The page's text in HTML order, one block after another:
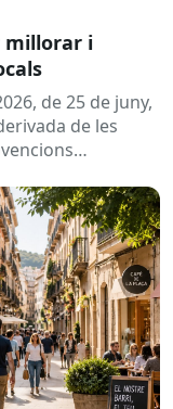
millorar i
de 25 de juny,
de les